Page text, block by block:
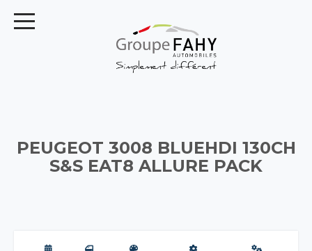
PEUGEOT 3008 BLUEHDI 130CH
S&S EAT8 ALLURE PACK